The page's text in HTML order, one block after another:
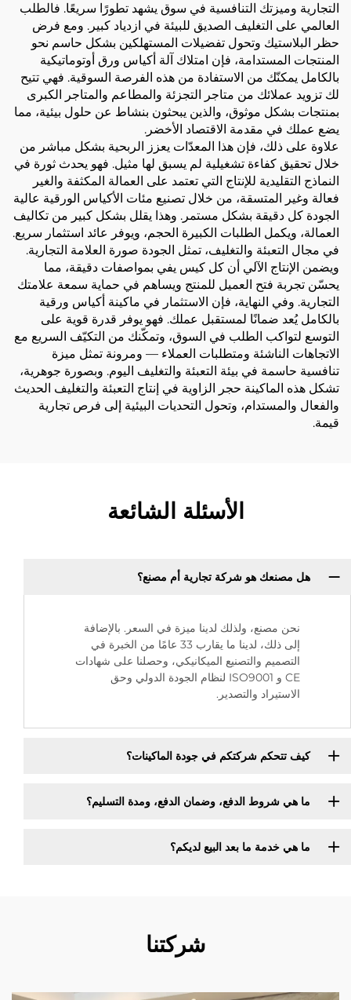
التجارية وميزتك التنافسية في سوق يشهد تطورًا سريعًا. فالطلب
العالمي على التغليف الصديق للبيئة في ازدياد كبير. ومع فرض
حظر البلاستيك وتحول تفضيلات المستهلكين بشكل حاسم نحو
المنتجات المستدامة، فإن امتلاك آلة أكياس ورق أوتوماتيكية
بالكامل يمكنّك من الاستفادة من هذه الفرصة السوقية. فهي تتيح
لك تزويد عملائك من متاجر التجزئة والمطاعم والمتاجر الكبرى
بمنتجات بشكل موثوق، والذين يبحثون بنشاط عن حلول بيئية، مما
يضع عملك في مقدمة الاقتصاد الأخضر.
علاوة على ذلك، فإن هذا المعدّات يعزز الربحية بشكل مباشر من
خلال تحقيق كفاءة تشغيلية لم يسبق لها مثيل. فهو يحدث ثورة في
النماذج التقليدية للإنتاج التي تعتمد على العمالة المكثفة والغير
فعالة وغير المتسقة، من خلال تصنيع مئات الأكياس الورقية عالية
الجودة كل دقيقة بشكل مستمر. وهذا يقلل بشكل كبير من تكاليف
العمالة، ويكمل الطلبات الكبيرة الحجم، ويوفر عائد استثمار سريع.
في مجال التعبئة والتغليف، تمثل الجودة صورة العلامة التجارية.
ويضمن الإنتاج الآلي أن كل كيس يفي بمواصفات دقيقة، مما
يحسّن تجربة فتح العميل للمنتج ويساهم في حماية سمعة علامتك
التجارية. وفي النهاية، فإن الاستثمار في ماكينة أكياس ورقية
بالكامل يُعد ضمانًا لمستقبل عملك. فهو يوفر قدرة قوية على
التوسع لتواكب الطلب في السوق، وتمكّنك من التكيّف السريع مع
الاتجاهات الناشئة ومتطلبات العملاء — ومرونة تمثل ميزة
تنافسية حاسمة في بيئة التعبئة والتغليف اليوم. وبصورة جوهرية،
تشكل هذه الماكينة حجر الزاوية في إنتاج التعبئة والتغليف الحديث
والفعال والمستدام، وتحول التحديات البيئية إلى فرص تجارية
قيمة.
الأسئلة الشائعة
هل مصنعك هو شركة تجارية أم مصنع؟
نحن مصنع، ولذلك لدينا ميزة في السعر. بالإضافة
إلى ذلك، لدينا ما يقارب 33 عامًا من الخبرة في
التصميم والتصنيع الميكانيكي، وحصلنا على شهادات
CE و ISO9001 لنظام الجودة الدولي وحق
الاستيراد والتصدير.
كيف تتحكم شركتكم في جودة الماكينات؟
ما هي شروط الدفع، وضمان الدفع، ومدة التسليم؟
ما هي خدمة ما بعد البيع لديكم؟
شركتنا